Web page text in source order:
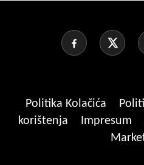
Politika Kolačića
korištenja
Impresum